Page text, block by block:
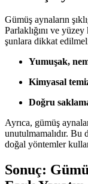
Gümüş aynaların
Parlaklığını ve
şunlara dikkat
Yumuşak,
Kimyasal
Doğru
Ayrıca, gümüş
unutulmamalıdır.
doğal yöntemler
Sonuç: